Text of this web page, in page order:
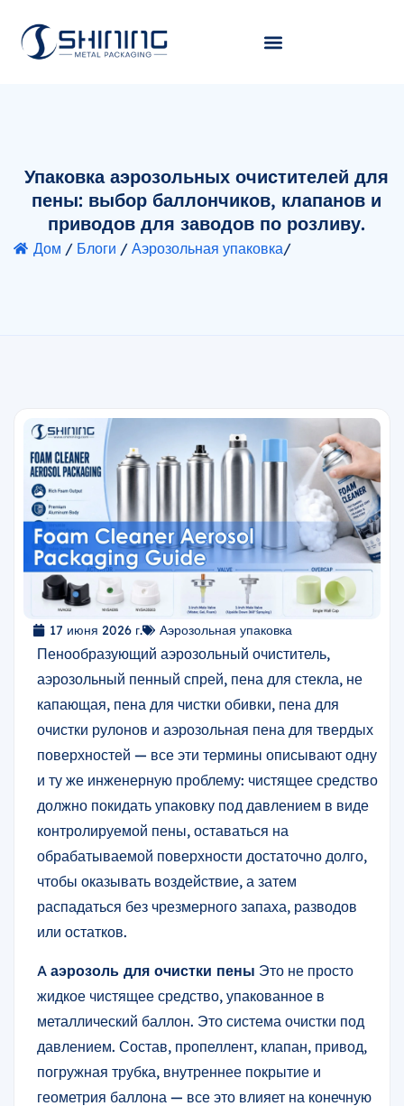
Упаковка аэрозольных очистителей для
пены: выбор баллончиков, клапанов и
приводов для заводов по розливу.
Дом / Блоги / Аэрозольная упаковка/
17 июня 2026 г. Аэрозольная упаковка
Пенообразующий аэрозольный очиститель,
аэрозольный пенный спрей, пена для стекла, не
капающая, пена для чистки обивки, пена для
очистки рулонов и аэрозольная пена для твердых
поверхностей — все эти термины описывают одну
и ту же инженерную проблему: чистящее средство
должно покидать упаковку под давлением в виде
контролируемой пены, оставаться на
обрабатываемой поверхности достаточно долго,
чтобы оказывать воздействие, а затем
распадаться без чрезмерного запаха, разводов
или остатков.
A аэрозоль для очистки пены Это не просто
жидкое чистящее средство, упакованное в
металлический баллон. Это система очистки под
давлением. Состав, пропеллент, клапан, привод,
погружная трубка, внутреннее покрытие и
геометрия баллона — все это влияет на конечную